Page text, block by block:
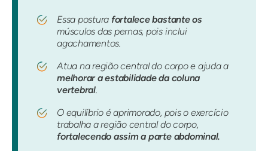
Essa postura fortalece bastante os
músculos das pernas, pois inclui
agachamentos.
Atua na região central do corpo e ajuda a
melhorar a estabilidade da coluna
vertebral.
O equilíbrio é aprimorado, pois o exercício
trabalha a região central do corpo,
fortalecendo assim a parte abdominal.